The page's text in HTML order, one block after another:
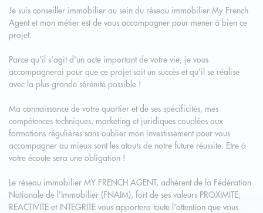
Je suis conseiller immobilier au sein du réseau immobilier My French
Agent et mon métier est de vous accompagner pour mener à bien ce
projet.
Parce qu'il s'agit d'un acte important de votre vie, je vous
accompagnerai pour que ce projet soit un succès et qu'il se réalise
avec la plus grande sérénité possible !
Ma connaissance de votre quartier et de ses spécificités, mes
compétences techniques, marketing et juridiques couplées aux
formations régulières sans oublier mon investissement pour vous
accompagner au mieux sont les atouts de notre future réussite. Etre à
votre écoute sera une obligation !
Le réseau immobilier MY FRENCH AGENT, adhérent de la Fédération
Nationale de l'Immobilier (FNAIM), fort de ses valeurs PROXIMITE,
REACTIVITE et INTEGRITE vous apportera toute l'attention que vous